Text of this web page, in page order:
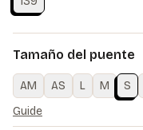
Tamaño del puente
AM AS L M S
Guide